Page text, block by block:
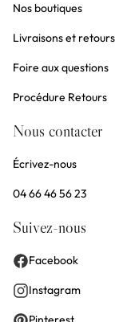
Nos boutiques
Livraisons et retours
Foire aux questions
Procédure Retours
Nous contacter
Écrivez-nous
04 66 46 56 23
Suivez-nous
Facebook
Instagram